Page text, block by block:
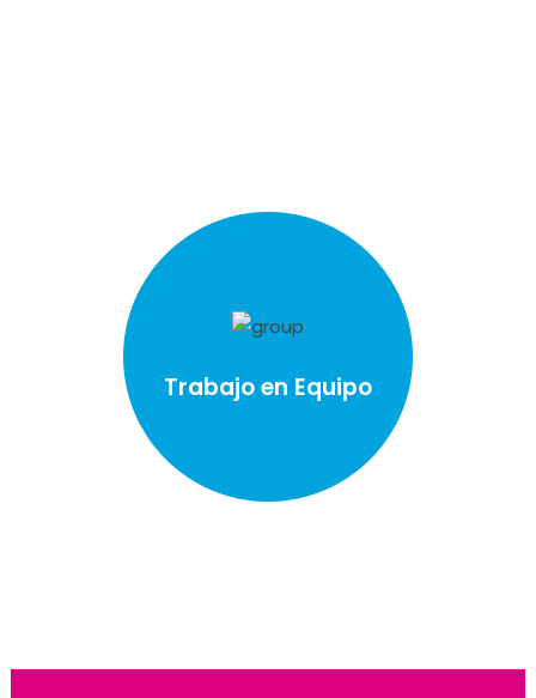
Trabajo en Equipo